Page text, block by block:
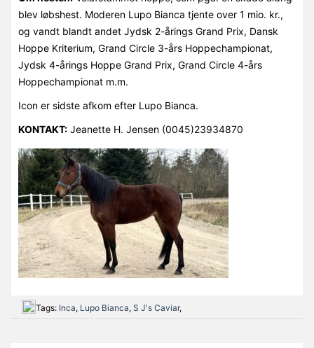
blev løbshest. Moderen Lupo Bianca tjente over 1 mio. kr.,
og vandt blandt andet Jydsk 2-årings Grand Prix, Dansk
Hoppe Kriterium, Grand Circle 3-års Hoppechampionat,
Jydsk 4-årings Hoppe Grand Prix, Grand Circle 4-års
Hoppechampionat m.m.
Icon er sidste afkom efter Lupo Bianca.
KONTAKT:Jeanette H. Jensen (0045)23934870
Tags: Inca, Lupo Bianca, S J's Caviar,